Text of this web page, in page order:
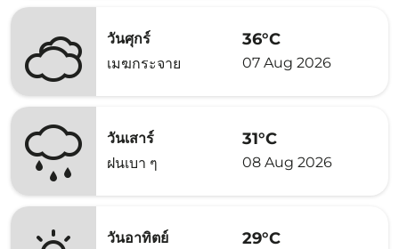
วันศุกร์
เมฆกระจาย
36°C
07 Aug 2026
วันเสาร์
ฝนเบา ๆ
31°C
08 Aug 2026
วันอาทิตย์
29°C